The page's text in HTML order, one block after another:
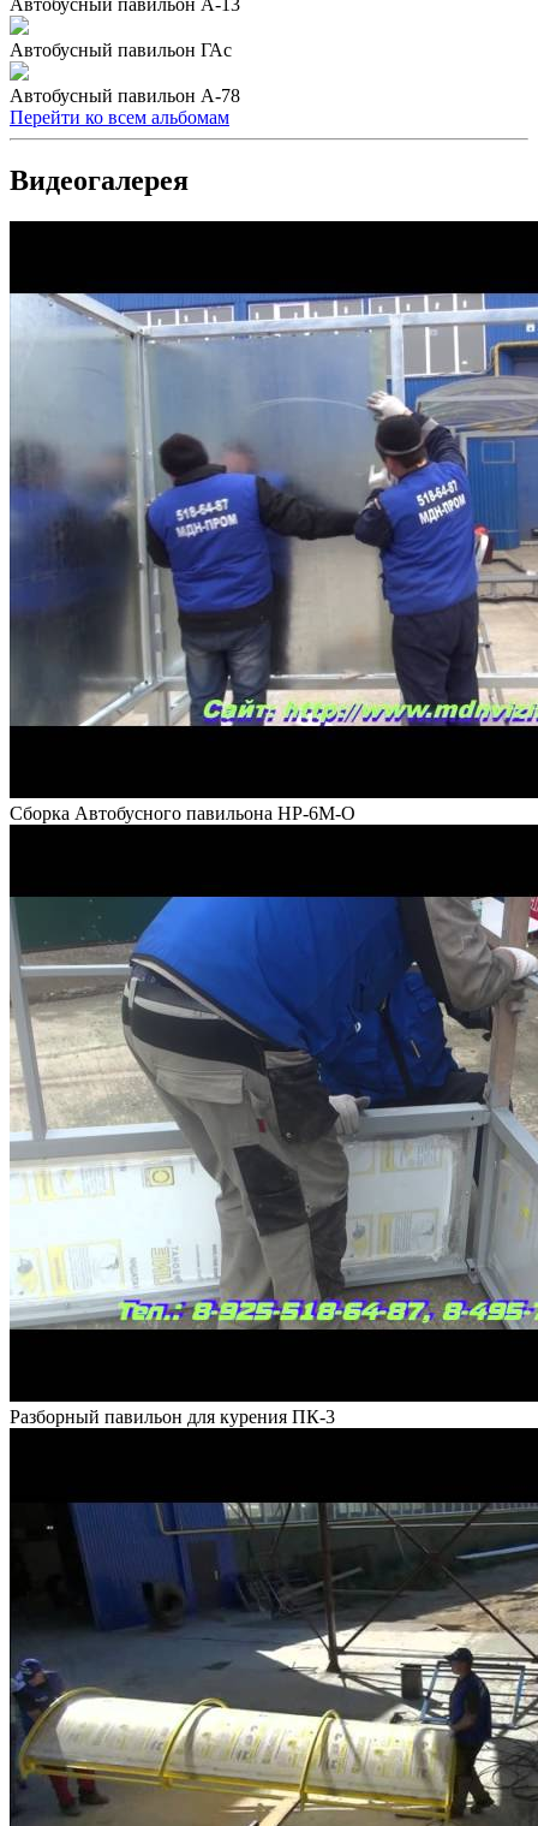
Автобусный павильон ГАс
Автобусный павильон А-78
Перейти ко всем альбомам
Видеогалерея
Сборка Автобусного павильона НР-6М-О
Разборный павильон для курения ПК-3